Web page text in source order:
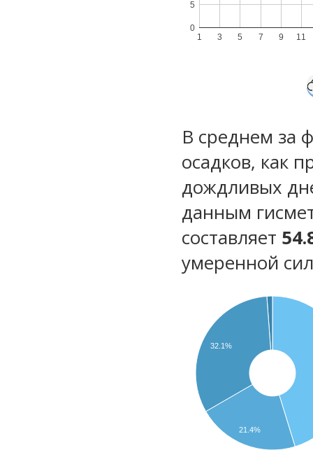
1 3 5 7 9 11
0
5
В среднем за
осадков, как
дождливых
данным
составляет
умеренной
32.1%
21.4%